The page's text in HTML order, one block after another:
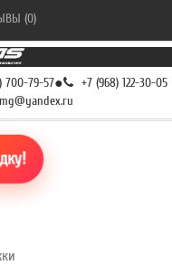
700-79-57● +7 (968) 122-30-05
(0)